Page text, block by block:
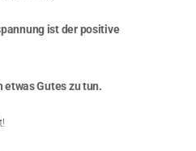
ist der positive
Gutes zu tun.